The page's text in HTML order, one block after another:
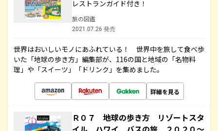
レストランガイド付き！
旅の図鑑
2021.07.26 発売
世界はおいしいモノにあふれている！ 世界中を旅して食べ歩
いた「地球の歩き方」編集部が、116の国と地域の「名物料
理」や「スイーツ」「ドリンク」を集めました。
詳細を見る
Ｒ０７ 地球の歩き方 リゾートスタ